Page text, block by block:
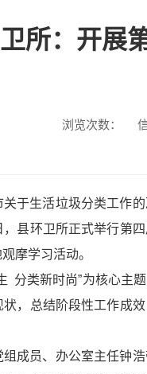
所：开展
浏览次数：
于生活垃圾分类工作
县环卫所正式举行第
摩学习活动。
分类新时尚”为核心主
，总结阶段性工作成
成员、办公室主任钟